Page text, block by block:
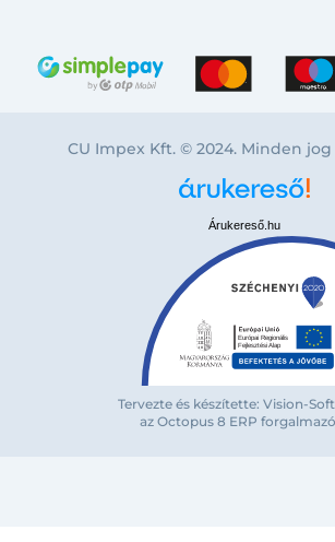
Bejelentkezés e-mail-címmel
CU Impex Kft. © 2024. Minden
Árukereső.hu
Tervezte és készítette: Vision-
az Octopus 8 ERP